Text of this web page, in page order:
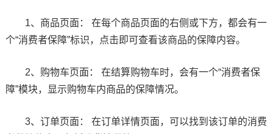
1、商品页面： 在每个商品页面的右侧或下方，都会有一
个“消费者保障”标识，点击即可查看该商品的保障内容。
2、购物车页面： 在结算购物车时，会有一个“消费者保
障”模块，显示购物车内商品的保障情况。
3、订单页面： 在订单详情页面，可以找到该订单的消费